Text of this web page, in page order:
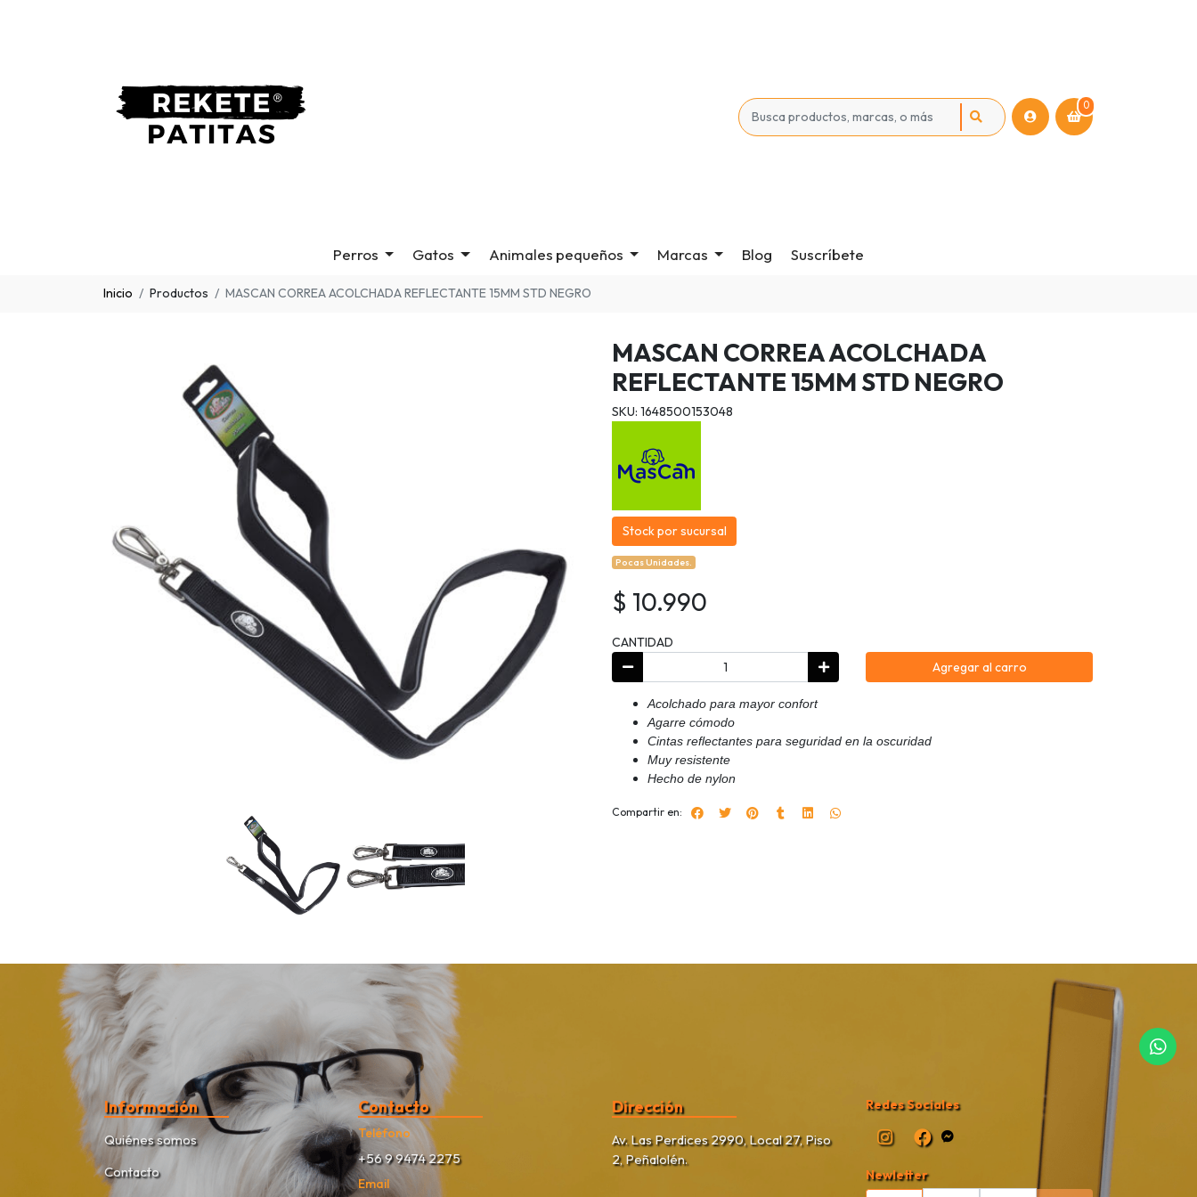
0
Perros Gatos Animales pequeños Marcas Blog Suscríbete
Inicio Productos MASCAN CORREA ACOLCHADA REFLECTANTE 15MM STD NEGRO
MASCAN CORREA ACOLCHADA
REFLECTANTE 15MM STD NEGRO
SKU: 1648500153048
Stock por sucursal
Pocas Unidades.
$ 10.990
CANTIDAD
Agregar al carro
Acolchado para mayor confort
Agarre cómodo
Cintas reflectantes para seguridad en la oscuridad
Muy resistente
Hecho de nylon
Compartir en:
Información
Quiénes somos
Contacto
Contacto
Teléfono
+56 9 9474 2275
Email
Dirección
Av. Las Perdices 2990, Local 27, Piso
2, Peñalolén.
Redes Sociales
Newletter